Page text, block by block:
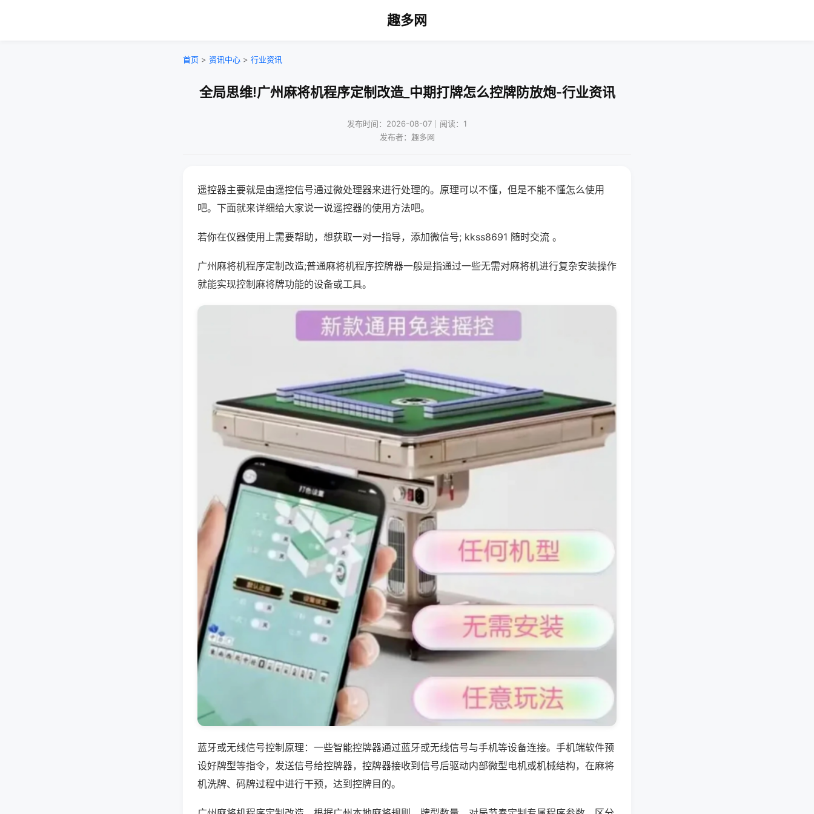
趣多网
首页 > 资讯中心 > 行业资讯
全局思维!广州麻将机程序定制改造_中期打牌怎么控牌防放炮-行业资讯
发布时间：2026-08-07｜阅读：1
发布者：趣多网
遥控器主要就是由遥控信号通过微处理器来进行处理的。原理可以不懂，但是不能不懂怎么使用
吧。下面就来详细给大家说一说遥控器的使用方法吧。
若你在仪器使用上需要帮助，想获取一对一指导，添加微信号; kkss8691 随时交流 。
广州麻将机程序定制改造;普通麻将机程序控牌器一般是指通过一些无需对麻将机进行复杂安装操作
就能实现控制麻将牌功能的设备或工具。
蓝牙或无线信号控制原理：一些智能控牌器通过蓝牙或无线信号与手机等设备连接。手机端软件预
设好牌型等指令，发送信号给控牌器，控牌器接收到信号后驱动内部微型电机或机械结构，在麻将
机洗牌、码牌过程中进行干预，达到控牌目的。